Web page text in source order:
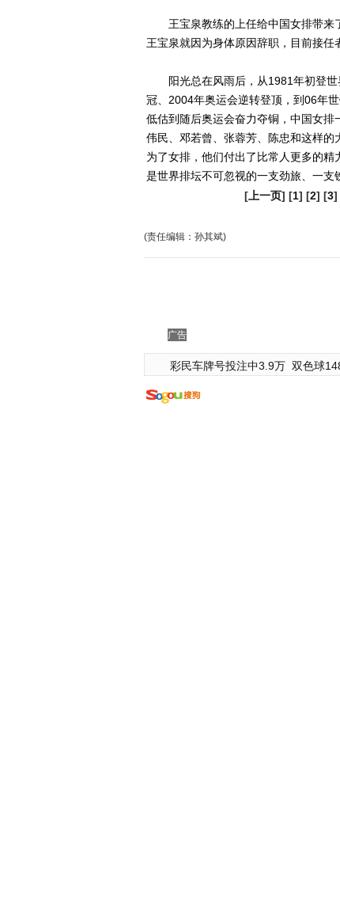
王宝泉教练的上任给中国女排带来
王宝泉就因为身体原因辞职，目前接任
阳光总在风雨后，从1981年初登世
冠、2004年奥运会逆转登顶，到06年
低估到随后奥运会奋力夺铜，中国女
伟民、邓若曾、张蓉芳、陈忠和这样的
为了女排，他们付出了比常人更多的
是世界排坛不可忽视的一支劲旅、一支
[ 上一页] [1] [2] [3]
(责任编辑：孙其斌)
广告
彩民车牌号投注中3.9万 双色球